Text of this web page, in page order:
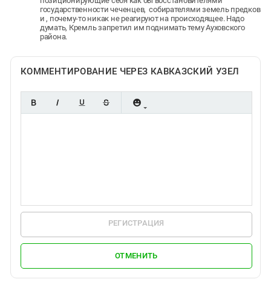
государственности чеченцев, собирателями земель предков
и , почему-то никак не реагируют на происходящее. Надо
думать, Кремль запретил им поднимать тему Ауховского
района.
КОММЕНТИРОВАНИЕ ЧЕРЕЗ КАВКАЗСКИЙ УЗЕЛ
РЕГИСТРАЦИЯ
ОТМЕНИТЬ